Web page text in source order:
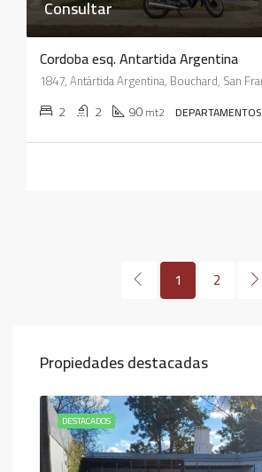
Consultar
Cordoba esq. Antartida Argentina
2 2 90mt2 DEPARTAMENTOS
1 2
Propiedades destacadas
DESTACADOS